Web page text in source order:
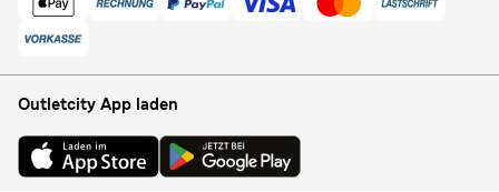
Outletcity App laden